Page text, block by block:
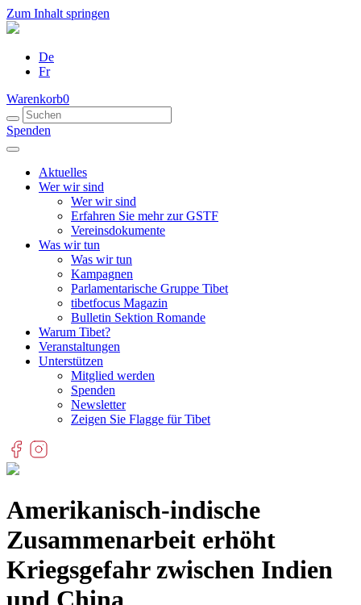
Zum Inhalt springen
De
Fr
Warenkorb0
Spenden
Aktuelles
Wer wir sind
Wer wir sind
Erfahren Sie mehr zur GSTF
Vereinsdokumente
Was wir tun
Was wir tun
Kampagnen
Parlamentarische Gruppe Tibet
tibetfocus Magazin
Bulletin Sektion Romande
Warum Tibet?
Veranstaltungen
Unterstützen
Mitglied werden
Spenden
Newsletter
Zeigen Sie Flagge für Tibet
Amerikanisch-indische
Zusammenarbeit erhöht
Kriegsgefahr zwischen Indien